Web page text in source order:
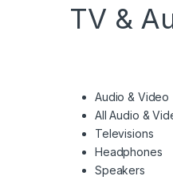
TV &
Audio & Video
All Audio &
Televisions
Headphones
Speakers